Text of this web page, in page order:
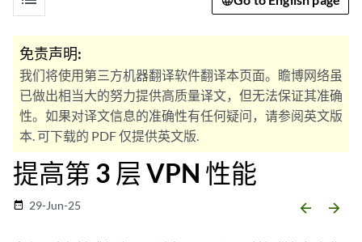
免责声明:
我们将使用第三方机器翻译软件翻译本页面。瞻博网络虽
已做出相当大的努力提供高质量译文，但无法保证其准确
性。如果对译文信息的准确性有任何疑问，请参阅英文版
本. 可下载的 PDF 仅提供英文版.
提高第 3 层 VPN 性能
date_range 29-Jun-25 arrow_backward arrow_forward